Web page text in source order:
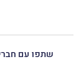
שתפו עם